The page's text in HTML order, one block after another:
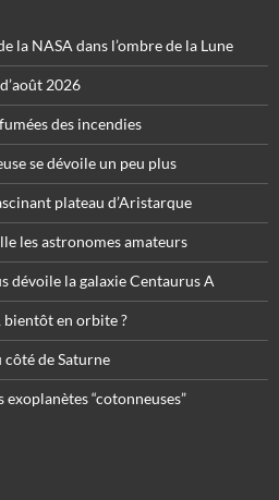
la NASA dans l’ombre de la Lune
2026
des incendies
se dévoile un peu plus
plateau d’Aristarque
les astronomes amateurs
dévoile la galaxie Centaurus A
bientôt en orbite ?
de Saturne
“cotonneuses”